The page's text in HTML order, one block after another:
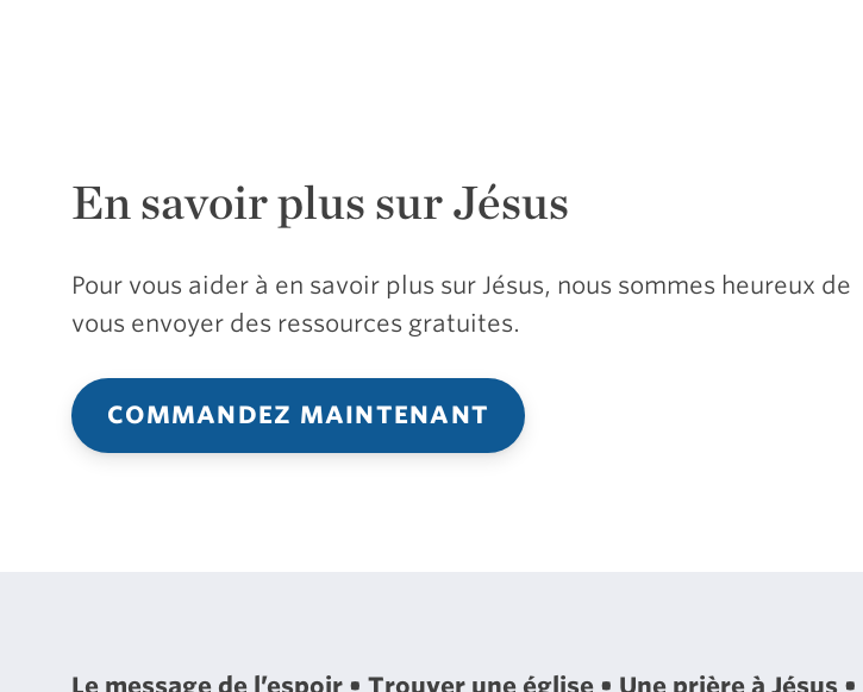
En savoir plus sur Jésus
Pour vous aider à en savoir plus sur Jésus, nous sommes heureux de
vous envoyer des ressources gratuites.
COMMANDEZ MAINTENANT